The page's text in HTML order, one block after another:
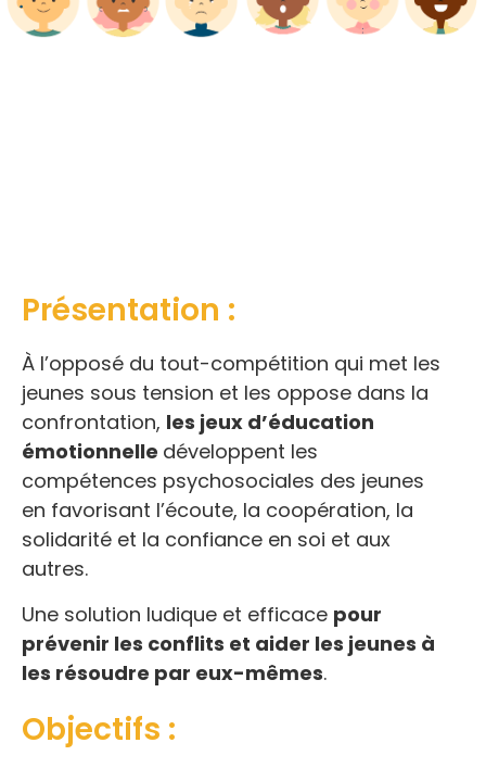
Présentation :
À l’opposé du tout-compétition qui met les
jeunes sous tension et les oppose dans la
confrontation, les jeux d’éducation
émotionnelle développent les
compétences psychosociales des jeunes
en favorisant l’écoute, la coopération, la
solidarité et la confiance en soi et aux
autres.
Une solution ludique et efficace pour
prévenir les conflits et aider les jeunes à
les résoudre par eux-mêmes.
Objectifs :